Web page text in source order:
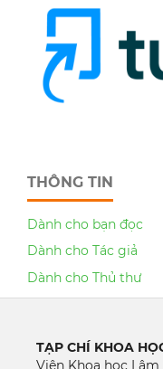
THÔNG TIN
Dành cho bạn đọc
Dành cho Tác giả
Dành cho Thủ thư
TẠP CHÍ KHOA